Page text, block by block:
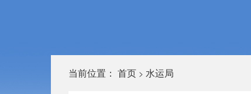
当前位置： 首页 > 水运局